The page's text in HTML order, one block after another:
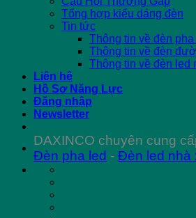
Tổng hợp kiểu dáng đèn
Tin tức
Thông tin về đèn pha
Thông tin về đèn
Thông tin về đèn led
Liên hệ
Hồ Sơ Năng Lực
Đăng nhập
Newsletter
DAXINCO chuyên cung
Đèn pha led - Đèn led nhà